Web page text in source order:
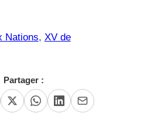
Nations, XV de
Partager :